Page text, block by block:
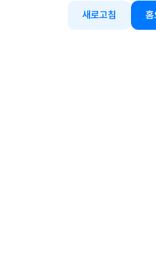
새로고침 홈